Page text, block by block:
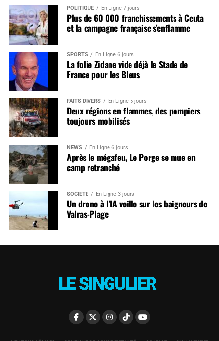
POLITIQUE En Ligne 7 jours
Plus de 60 000 franchissements à Ceuta
et la campagne française s’enflamme
SPORTS En Ligne 6 jours
La folie Zidane vide déjà le Stade de
France pour les Bleus
FAITS DIVERS En Ligne 5 jours
Deux régions en flammes, des pompiers
toujours mobilisés
NEWS En Ligne 6 jours
Après le mégafeu, Le Porge se mue en
camp retranché
SOCIÉTÉ En Ligne 3 jours
Un drone à l’IA veille sur les baigneurs de
Valras-Plage